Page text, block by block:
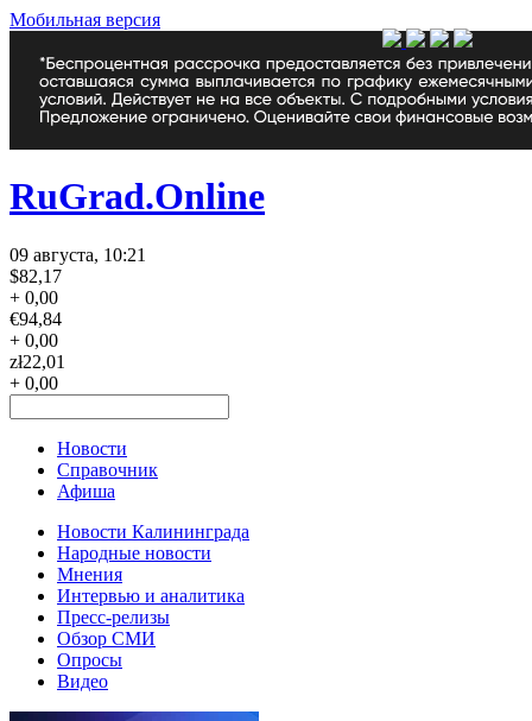
Мобильная версия
RuGrad.Online
09 августа, 10:21
$82,17
+ 0,00
€94,84
+ 0,00
zł22,01
+ 0,00
Новости
Справочник
Афиша
Новости Калининграда
Народные новости
Мнения
Интервью и аналитика
Пресс-релизы
Обзор СМИ
Опросы
Видео